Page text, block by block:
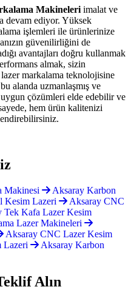
Makineleri imalat ve
devam ediyor. Yüksek
işlemleri ile ürünlerinize
güvenilirliğini de
avantajları doğru kullanmak
almak, sizin
lazer markalama teknolojisine
alanda uzmanlaşmış ve
çözümleri elde edebilir ve
hem ürün kalitenizi
Makinesi
Aksaray Karbon
Kesim Lazeri
Aksaray CNC
Tek Kafa Lazer Kesim
Lazer Makineleri
Aksaray CNC Lazer Kesim
Lazeri
Aksaray Karbon
Alın